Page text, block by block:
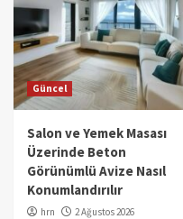
Güncel
Salon ve Yemek Masası
Üzerinde Beton
Görünümlü Avize Nasıl
Konumlandırılır
hrn 2 Ağustos 2026